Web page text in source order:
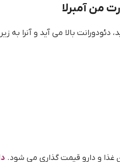
من آمبرلا
بالا می آید و آنرا به
غذا و دارو قیمت گذاری می شود.